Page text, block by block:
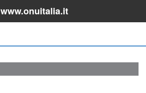
www.onuitalia.it